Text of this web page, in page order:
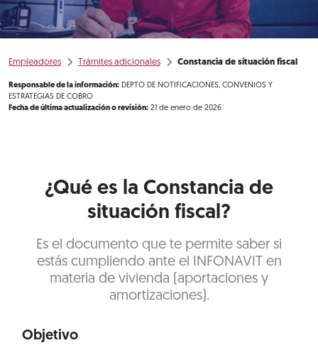
Empleadores Trámites adicionales Constancia de situación fiscal
Responsable de la información: DEPTO DE NOTIFICACIONES, CONVENIOS Y
ESTRATEGIAS DE COBRO
Fecha de última actualización o revisión: 21 de enero de 2026
¿Qué es la Constancia de
situación fiscal?
Es el documento que te permite saber si
estás cumpliendo ante el INFONAVIT en
materia de vivienda (aportaciones y
amortizaciones).
Objetivo